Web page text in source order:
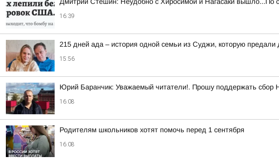
16:39
215 дней ада – история одной семьи из Суджи, которую
15:56
Юрий Баранчик: Уважаемый читатели!. Прошу поддержать сбор
16:08
Родителям школьников хотят помочь перед 1 сентября
16:08